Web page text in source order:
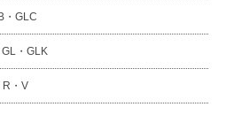
・GLC
・GLK
R・V